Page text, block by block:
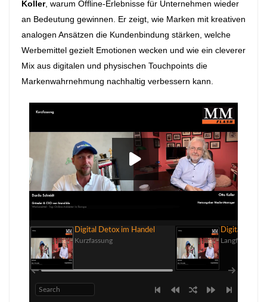
Koller, warum Offline-Erlebnisse für Unternehmen wieder
an Bedeutung gewinnen. Er zeigt, wie Marken mit kreativen
analogen Ansätzen die Kundenbindung stärken, welche
Werbemittel gezielt Emotionen wecken und wie ein cleverer
Mix aus digitalen und physischen Touchpoints die
Markenwahrnehmung nachhaltig verbessern kann.
00:00
Digital Detox im Handel
Digital Detox im Handel
Kurzfassung
Digital Detox
Langfassung